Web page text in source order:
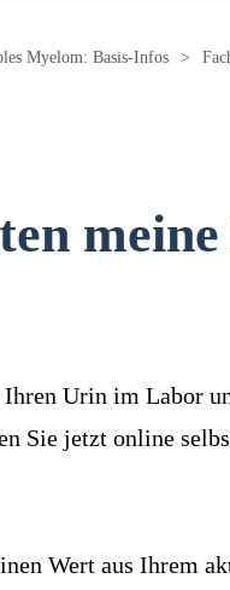
Myelom: Basis-Infos
Urin im Labor
Sie jetzt online
Wert aus Ihrem